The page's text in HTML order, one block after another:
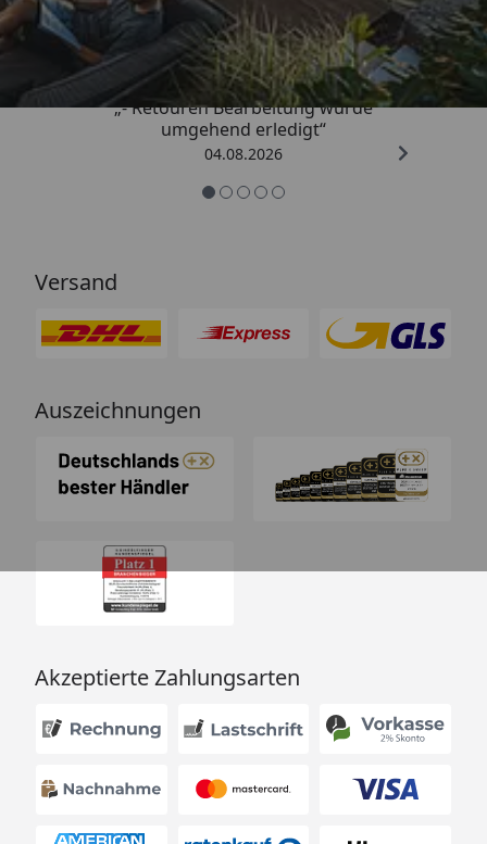
4,81/ 5
„- Retouren Bearbeitung wurde
umgehend erledigt“
04.08.2026
Versand
Auszeichnungen
Akzeptierte Zahlungsarten